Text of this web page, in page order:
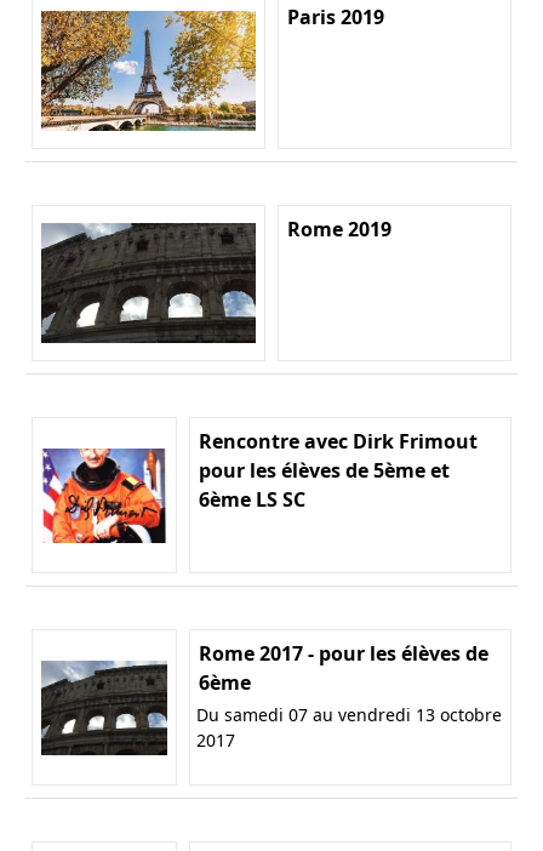
Paris 2019
Rome 2019
Rencontre avec Dirk Frimout
pour les élèves de 5ème et
6ème LS SC
Rome 2017 - pour les élèves de
6ème
Du samedi 07 au vendredi 13 octobre
2017